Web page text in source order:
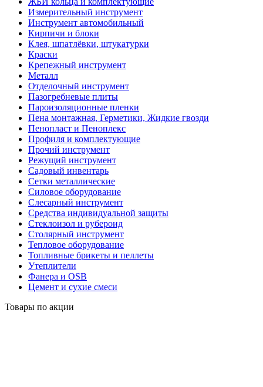
Измерительный инструмент
Инструмент автомобильный
Кирпичи и блоки
Клея, шпатлёвки, штукатурки
Краски
Крепежный инструмент
Металл
Отделочный инструмент
Пазогребневые плиты
Пароизоляционные пленки
Пена монтажная, Герметики, Жидкие гвозди
Пенопласт и Пеноплекс
Профиля и комплектующие
Прочий инструмент
Режущий инструмент
Садовый инвентарь
Сетки металлические
Силовое оборудование
Слесарный инструмент
Средства индивидуальной защиты
Стеклоизол и рубероид
Столярный инструмент
Тепловое оборудование
Топливные брикеты и пеллеты
Утеплители
Фанера и OSB
Цемент и сухие смеси
Товары по акции